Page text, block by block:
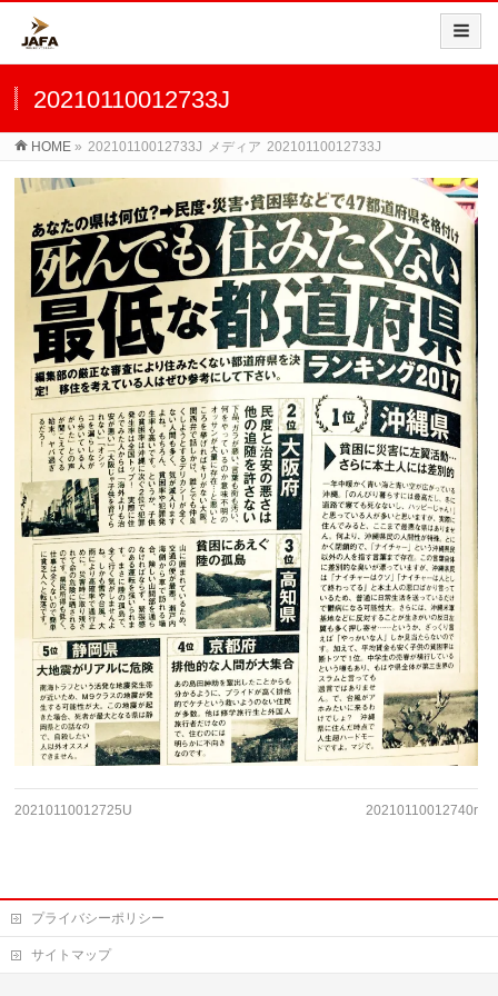
20210110012733J
HOME » 20210110012733J メディア 20210110012733J
20210110012725U 20210110012740r
プライバシーポリシー
サイトマップ